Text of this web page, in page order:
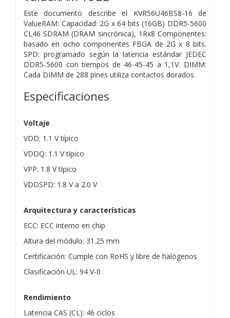
Este documento describe el KVR56U46BS8-16 de
ValueRAM: Capacidad: 2G x 64 bits (16GB) DDR5-5600
CL46 SDRAM (DRAM sincrónica), 1Rx8 Componentes:
basado en ocho componentes FBGA de 2G x 8 bits.
SPD: programado según la latencia estándar JEDEC
DDR5-5600 con tiempos de 46-45-45 a 1,1V. DIMM:
Cada DIMM de 288 pines utiliza contactos dorados.
Especificaciones
Voltaje
VDD: 1.1 V típico
VDDQ: 1.1 V típico
VPP: 1.8 V típico
VDDSPD: 1.8 V a 2.0 V
Arquitectura y características
ECC: ECC interno en chip
Altura del módulo: 31.25 mm
Certificación: Cumple con RoHS y libre de halógenos
Clasificación UL: 94 V-0
Rendimiento
Latencia CAS (CL): 46 ciclos